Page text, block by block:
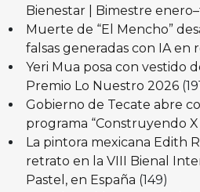
Bienestar | Bimestre
Muerte de “El Mencho”
falsas generadas con IA en
Yeri Mua posa con vestido
Premio Lo Nuestro 2026
Gobierno de Tecate abre
programa “Construyendo X
La pintora mexicana Edith
retrato en la VIII Bienal
Pastel, en España (149)